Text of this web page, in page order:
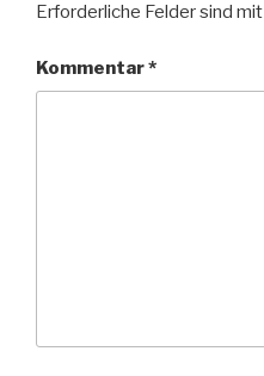
Erforderliche Felder sind mit
Kommentar*